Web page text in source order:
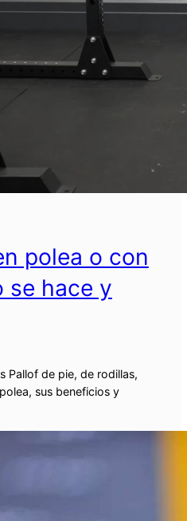
polea o con
se hace y
Pallof de pie, de rodillas,
sus beneficios y